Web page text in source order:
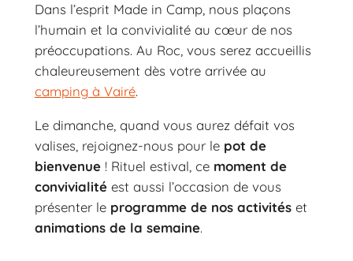
Dans l’esprit Made in Camp, nous plaçons
l’humain et la convivialité au cœur de nos
préoccupations. Au Roc, vous serez accueillis
chaleureusement dès votre arrivée au
camping à Vairé.
Le dimanche, quand vous aurez défait vos
valises, rejoignez-nous pour le pot de
bienvenue! Rituel estival, ce moment de
convivialitéest aussi l’occasion de vous
présenter le programme de nos activitéset
animations de la semaine.